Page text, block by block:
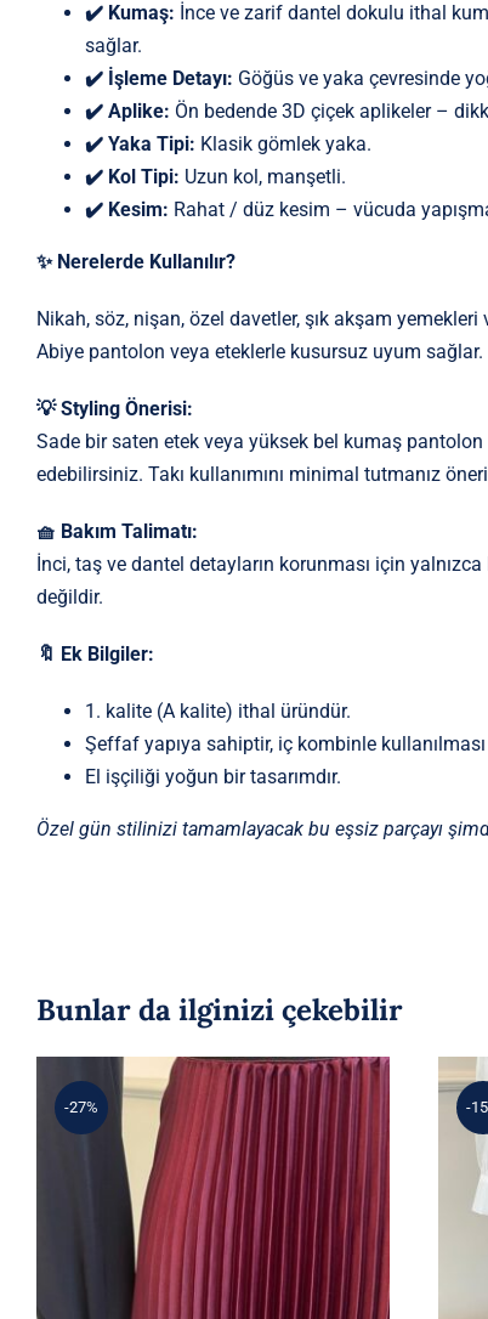
✔️ Kumaş: İnce ve zarif dantel dokulu ithal
sağlar.
✔️ İşleme Detayı: Göğüs ve yaka çevresinde
✔️ Aplike: Ön bedende 3D çiçek aplikeler –
✔️ Yaka Tipi: Klasik gömlek yaka.
✔️ Kol Tipi: Uzun kol, manşetli.
✔️ Kesim: Rahat / düz kesim – vücuda
✨ Nerelerde Kullanılır?
Nikah, söz, nişan, özel davetler, şık akşam
Abiye pantolon veya eteklerle kusursuz uyum sağlar.
💡 Styling Önerisi:
Sade bir saten etek veya yüksek bel kumaş
edebilirsiniz. Takı kullanımını minimal tutmanız
🧺 Bakım Talimatı:
İnci, taş ve dantel detayların korunması için
değildir.
🔖 Ek Bilgiler:
1. kalite (A kalite) ithal üründür.
Şeffaf yapıya sahiptir, iç kombinle
El işçiliği yoğun bir tasarımdır.
Özel gün stilinizi tamamlayacak bu eşsiz parçayı
Bunlar da ilginizi çekebilir
-27% -